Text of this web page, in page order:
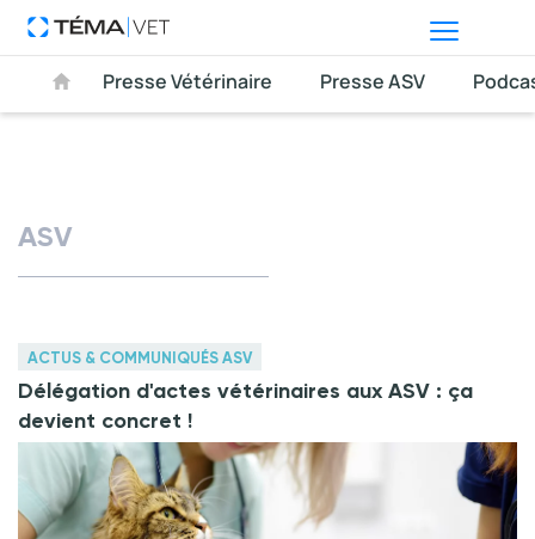
Presse Vétérinaire Presse ASV
ASV
ACTUS & COMMUNIQUÉS ASV
Délégation d'actes vétérinaires aux ASV : ça
devient concret !